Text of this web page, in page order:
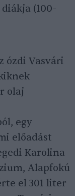
(100-
ózdi Vasvári
olaj
egy
előadást
Karolina
Alapfokú
el 301 liter